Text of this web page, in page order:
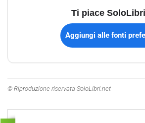
Ti piace
Aggiungi alle fonti
© Riproduzione riservata SoloLibri.net